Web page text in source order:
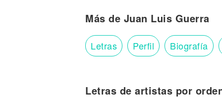
Más de Juan Luis Guerra
Letras Perfil Biografía
Letras de artistas por